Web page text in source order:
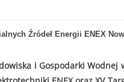
Źródeł Energii ENEX
i Gospodarki Wodnej